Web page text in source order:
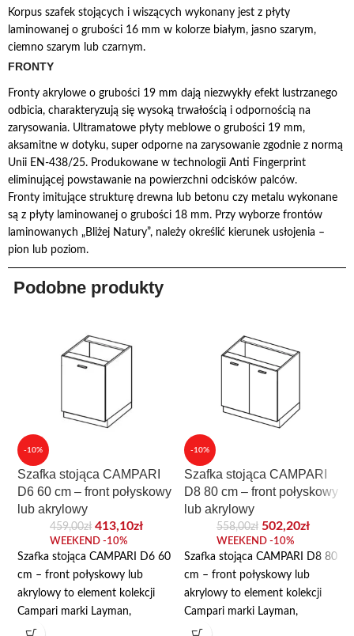
Korpus szafek stojących i wiszących wykonany jest z płyty
laminowanej o grubości 16 mm w kolorze białym, jasno szarym,
ciemno szarym lub czarnym.
FRONTY
Fronty akrylowe o grubości 19 mm dają niezwykły efekt lustrzanego
odbicia, charakteryzują się wysoką trwałością i odpornością na
zarysowania. Ultramatowe płyty meblowe o grubości 19 mm,
aksamitne w dotyku, super odporne na zarysowanie zgodnie z normą
Unii EN-438/25. Produkowane w technologii Anti Fingerprint
eliminującej powstawanie na powierzchni odcisków palców.
Fronty imitujące strukturę drewna lub betonu czy metalu wykonane
są z płyty laminowanej o grubości 18 mm. Przy wyborze frontów
laminowanych „Bliżej Natury”, należy określić kierunek usłojenia –
pion lub poziom.
Podobne produkty
-10%
Szafka stojąca CAMPARI
D6 60 cm – front połyskowy
lub akrylowy
459,00zł 413,10zł
WEEKEND -10%
Szafka stojąca CAMPARI D6 60
cm – front połyskowy lub
akrylowy to element kolekcji
Campari marki Layman,
przeznaczony do modułowej
-10%
Szafka stojąca CAMPARI
D8 80 cm – front połyskowy
lub akrylowy
558,00zł 502,20zł
WEEKEND -10%
Szafka stojąca CAMPARI D8 80
cm – front połyskowy lub
akrylowy to element kolekcji
Campari marki Layman,
przeznaczony do modułowej